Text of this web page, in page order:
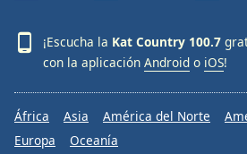
¡Escucha la Kat Country 100.7
con la aplicación Android o iOS!
África Asia América del Norte
Europa
Oceanía